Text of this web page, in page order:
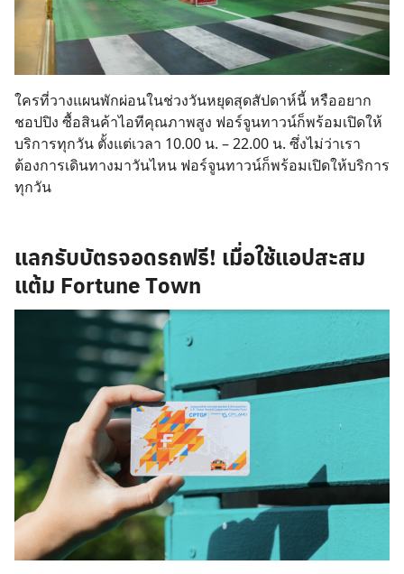
ใครที่วางแผนพักผ่อนในช่วงวันหยุดสุดสัปดาห์นี้ หรืออยาก
ชอปปิง ซื้อสินค้าไอทีคุณภาพสูง ฟอร์จูนทาวน์ก็พร้อมเปิดให้
บริการทุกวัน ตั้งแต่เวลา 10.00 น. – 22.00 น. ซึ่งไม่ว่าเรา
ต้องการเดินทางมาวันไหน ฟอร์จูนทาวน์ก็พร้อมเปิดให้บริการ
ทุกวัน
แลกรับบัตรจอดรถฟรี! เมื่อใช้แอปสะสม
แต้ม Fortune Town